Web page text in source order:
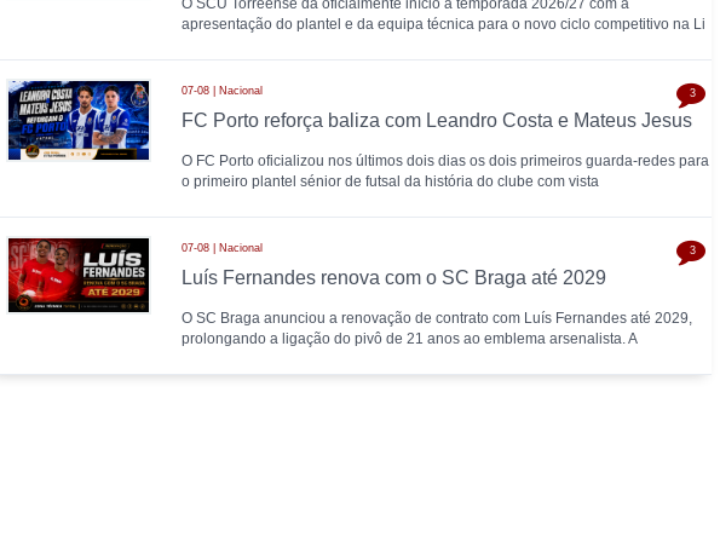
O SCU Torreense dá oficialmente início à temporada 2026/27 com a
apresentação do plantel e da equipa técnica para o novo ciclo competitivo na Li
07-08 | Nacional
FC Porto reforça baliza com Leandro Costa e Mateus Jesus
O FC Porto oficializou nos últimos dois dias os dois primeiros guarda-redes para
o primeiro plantel sénior de futsal da história do clube com vista
3
07-08 | Nacional
Luís Fernandes renova com o SC Braga até 2029
O SC Braga anunciou a renovação de contrato com Luís Fernandes até 2029,
prolongando a ligação do pivô de 21 anos ao emblema arsenalista. A
3